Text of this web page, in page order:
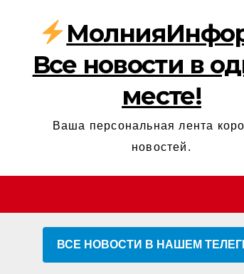
Все новости в
месте!
Ваша персональная лента
новостей.
ВСЕ НОВОСТИ В НАШЕМ